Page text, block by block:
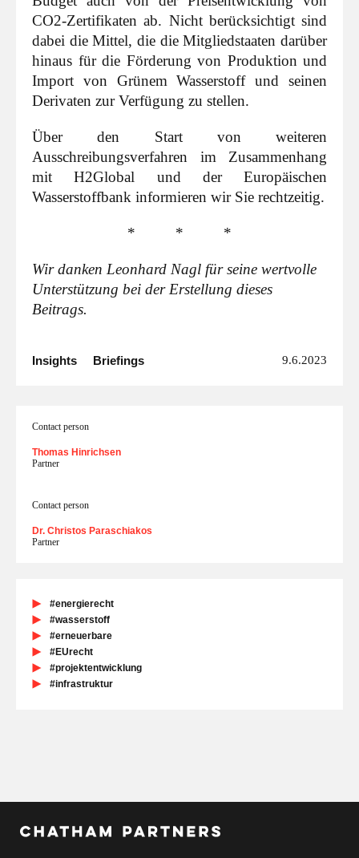
CO2-Zertifikaten ab. Nicht berücksichtigt sind
dabei die Mittel, die die Mitgliedstaaten darüber
hinaus für die Förderung von Produktion und
Import von Grünem Wasserstoff und seinen
Derivaten zur Verfügung zu stellen.
Über den Start von weiteren
Ausschreibungsverfahren im Zusammenhang
mit H2Global und der Europäischen
Wasserstoffbank informieren wir Sie rechtzeitig.
* * *
Wir danken Leonhard Nagl für seine wertvolle
Unterstützung bei der Erstellung dieses
Beitrags.
Insights Briefings 9.6.2023
Contact person
Thomas Hinrichsen
Partner
Contact person
Dr. Christos Paraschiakos
Partner
#energierecht
#wasserstoff
#erneuerbare
#EUrecht
#projektentwicklung
#infrastruktur